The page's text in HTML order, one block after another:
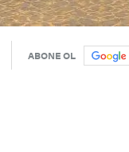
ABONE OL